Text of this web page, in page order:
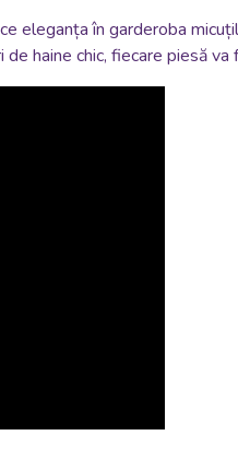
eleganța în garderoba
haine chic, fiecare piesă